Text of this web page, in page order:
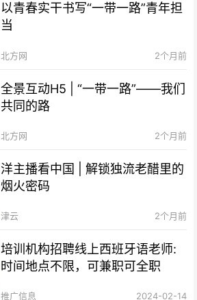
以青春实干书写“一带一路”青年担
当
北方网 2个月前
全景互动H5 | “一带一路”——我们
共同的路
北方网 2个月前
洋主播看中国 | 解锁独流老醋里的
烟火密码
津云 2个月前
培训机构招聘线上西班牙语老师:
时间地点不限，可兼职可全职
推广信息 2024-02-14